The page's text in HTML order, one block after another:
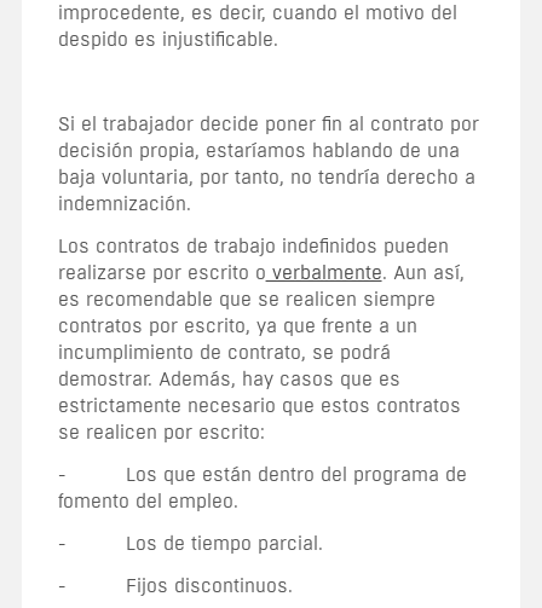
improcedente, es decir, cuando el motivo del
despido es injustificable.
Si el trabajador decide poner fin al contrato por
decisión propia, estaríamos hablando de una
baja voluntaria, por tanto, no tendría derecho a
indemnización.
Los contratos de trabajo indefinidos pueden
realizarse por escrito o verbalmente. Aun así,
es recomendable que se realicen siempre
contratos por escrito, ya que frente a un
incumplimiento de contrato, se podrá
demostrar. Además, hay casos que es
estrictamente necesario que estos contratos
se realicen por escrito:
- Los que están dentro del programa de
fomento del empleo.
- Los de tiempo parcial.
- Fijos discontinuos.